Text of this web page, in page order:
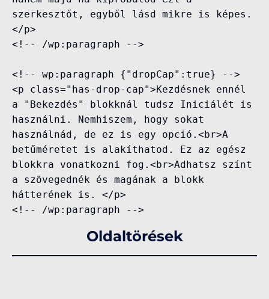
szerkesztőt, egyből lásd mikre is képes.
</p>
<!-- /wp:paragraph -->
<!-- wp:paragraph {"dropCap":true} -->
<p class="has-drop-cap">Kezdésnek ennél
a "Bekezdés" blokknál tudsz Iniciálét is
használni. Nemhiszem, hogy sokat
használnád, de ez is egy opció.<br>A
betűméretet is alakíthatod. Ez az egész
blokkra vonatkozni fog.<br>Adhatsz színt
a szövegednék és magának a blokk
hátterének is. </p>
<!-- /wp:paragraph -->
Oldaltörések